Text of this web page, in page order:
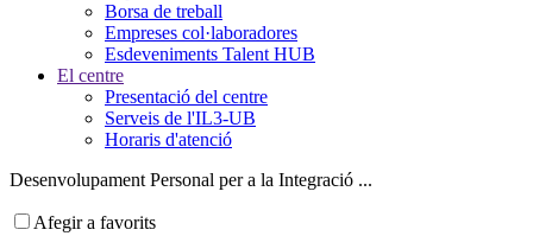
Borsa de treball
Empreses col·laboradores
Esdeveniments Talent HUB
El centre
Presentació del centre
Serveis de l'IL3-UB
Horaris d'atenció
Desenvolupament Personal per a la Integració ...
Afegir a favorits